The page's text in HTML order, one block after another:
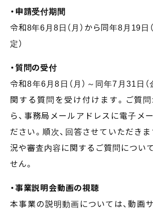
・申請受付期間
令和8年6月8日（月）から同年8月19日
定）
・質問の受付
令和8年6月8日（月）～同年7月31日（
関する質問を受け付けます。ご質
ら、事務局メールアドレスに電子メ
ださい。順次、回答させていただきま
況や審査内容に関するご質問につい
せん。
・事業説明会動画の視聴
本事業の説明動画については、動画